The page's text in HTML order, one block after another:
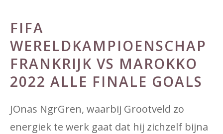
FIFA
WERELDKAMPIOENSCHAP
FRANKRIJK VS MAROKKO
2022 ALLE FINALE GOALS
JOnas NgrGren, waarbij Grootveld zo
energiek te werk gaat dat hij zichzelf bijna